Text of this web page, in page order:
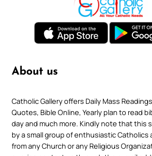
About us
Catholic Gallery offers Daily Mass
Quotes, Bible Online, Yearly plan to read
day and much more. Kindly note that this
by a small group of enthusiastic Catholics
from any Church or any Religious